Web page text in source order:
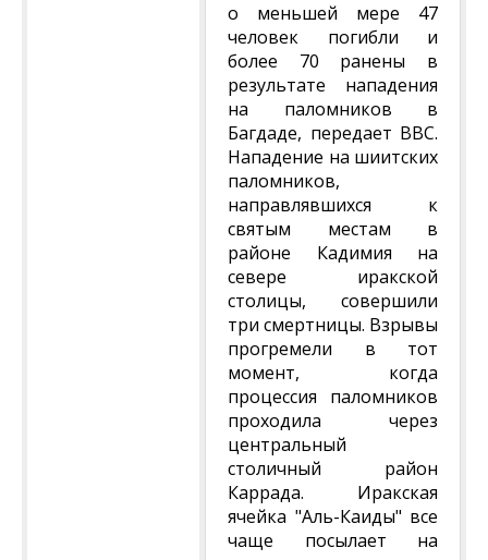
о меньшей мере 47
человек погибли и
более 70 ранены в
результате нападения
на паломников в
Багдаде, передает ВВС.
Нападение на шиитских
паломников,
направлявшихся к
святым местам в
районе Кадимия на
севере иракской
столицы, совершили
три смертницы. Взрывы
прогремели в тот
момент, когда
процессия паломников
проходила через
центральный
столичный район
Каррада. Иракская
ячейка "Аль-Каиды" все
чаще посылает на